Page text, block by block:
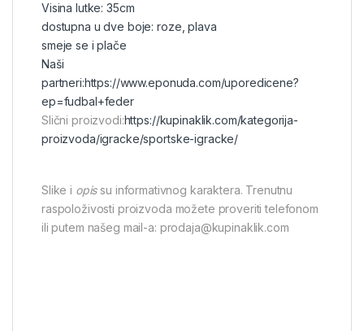
Visina lutke: 35cm
dostupna u dve boje: roze, plava
smeje se i plače
Naši
partneri:https://www.eponuda.com/uporedicene?
ep=fudbal+feder
Slični proizvodi:https://kupinaklik.com/kategorija-
proizvoda/igracke/sportske-igracke/
Slike i opissu informativnog karaktera. Trenutnu
raspoloživosti proizvoda možete proveriti telefonom
ili putem našeg mail-a: prodaja@kupinaklik.com